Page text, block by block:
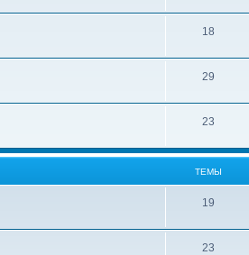
18
29
23
ТЕМЫ
19
23